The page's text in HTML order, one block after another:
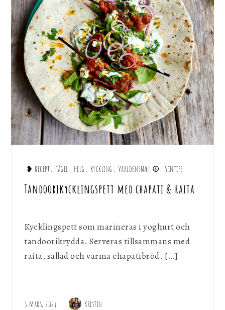
❥ Recept, fågel , Helg , kyckling , VärldensMAT ☮︎ , Vintips
Tandoorikycklingspett med chapati & raita
Kycklingspett som marineras i yoghurt och
tandoorikrydda. Serveras tillsammans med
raita, sallad och varma chapatibröd. […]
3 mars, 2024 Kristin